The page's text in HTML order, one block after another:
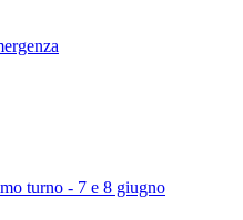
turno - 7 e 8 giugno